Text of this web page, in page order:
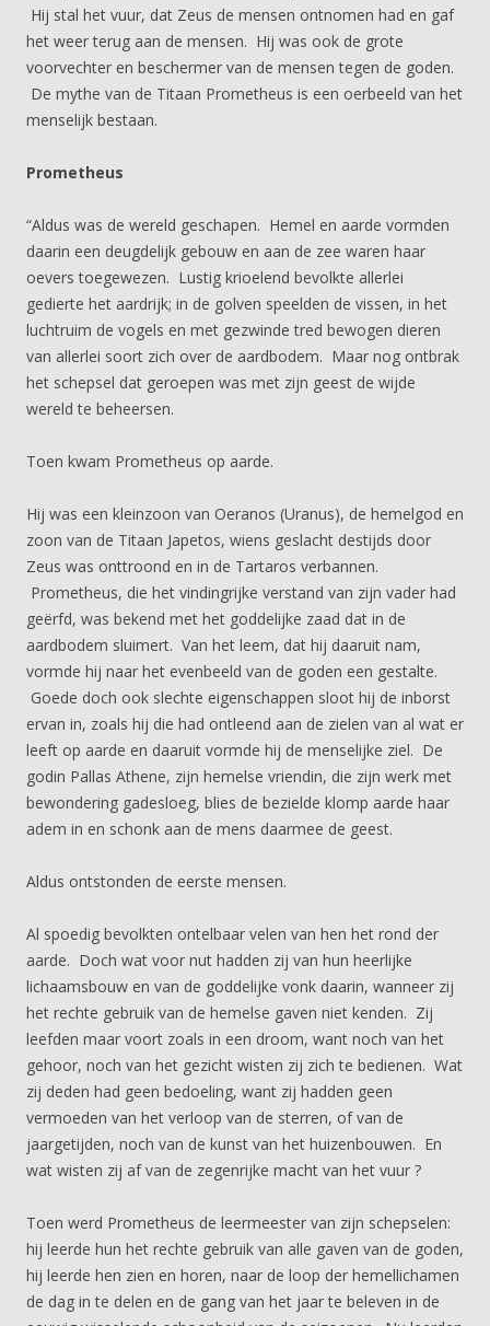
Hij stal het vuur, dat Zeus de mensen ontnomen had en gaf
het weer terug aan de mensen. Hij was ook de grote
voorvechter en beschermer van de mensen tegen de goden.
De mythe van de Titaan Prometheus is een oerbeeld van het
menselijk bestaan.
Prometheus
“Aldus was de wereld geschapen. Hemel en aarde vormden
daarin een deugdelijk gebouw en aan de zee waren haar
oevers toegewezen. Lustig krioelend bevolkte allerlei
gedierte het aardrijk; in de golven speelden de vissen, in het
luchtruim de vogels en met gezwinde tred bewogen dieren
van allerlei soort zich over de aardbodem. Maar nog ontbrak
het schepsel dat geroepen was met zijn geest de wijde
wereld te beheersen.
Toen kwam Prometheus op aarde.
Hij was een kleinzoon van Oeranos (Uranus), de hemelgod en
zoon van de Titaan Japetos, wiens geslacht destijds door
Zeus was onttroond en in de Tartaros verbannen.
Prometheus, die het vindingrijke verstand van zijn vader had
geërfd, was bekend met het goddelijke zaad dat in de
aardbodem sluimert. Van het leem, dat hij daaruit nam,
vormde hij naar het evenbeeld van de goden een gestalte.
Goede doch ook slechte eigenschappen sloot hij de inborst
ervan in, zoals hij die had ontleend aan de zielen van al wat er
leeft op aarde en daaruit vormde hij de menselijke ziel. De
godin Pallas Athene, zijn hemelse vriendin, die zijn werk met
bewondering gadesloeg, blies de bezielde klomp aarde haar
adem in en schonk aan de mens daarmee de geest.
Aldus ontstonden de eerste mensen.
Al spoedig bevolkten ontelbaar velen van hen het rond der
aarde. Doch wat voor nut hadden zij van hun heerlijke
lichaamsbouw en van de goddelijke vonk daarin, wanneer zij
het rechte gebruik van de hemelse gaven niet kenden. Zij
leefden maar voort zoals in een droom, want noch van het
gehoor, noch van het gezicht wisten zij zich te bedienen. Wat
zij deden had geen bedoeling, want zij hadden geen
vermoeden van het verloop van de sterren, of van de
jaargetijden, noch van de kunst van het huizenbouwen. En
wat wisten zij af van de zegenrijke macht van het vuur ?
Toen werd Prometheus de leermeester van zijn schepselen:
hij leerde hun het rechte gebruik van alle gaven van de goden,
hij leerde hen zien en horen, naar de loop der hemellichamen
de dag in te delen en de gang van het jaar te beleven in de